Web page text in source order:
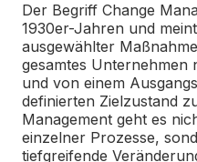
Der Begriff Change
1930er-Jahren und
ausgewählter
gesamtes Unternehmen
und von einem
definierten Zielzustand
Management geht es
einzelner Prozesse,
tiefgreifende